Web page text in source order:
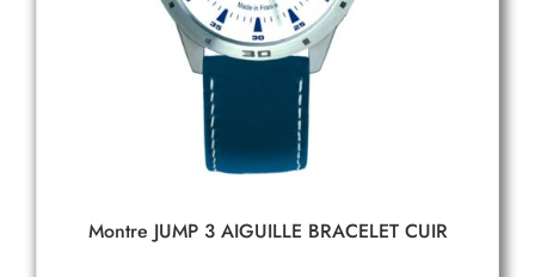
Montre JUMP 3 AIGUILLE BRACELET CUIR